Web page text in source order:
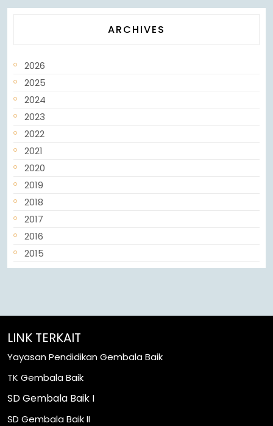
ARCHIVES
2026
2025
2024
2023
2022
2021
2020
2019
2018
2017
2016
2015
LINK TERKAIT
Yayasan Pendidikan Gembala Baik
TK Gembala Baik
SD Gembala Baik I
SD Gembala Baik II